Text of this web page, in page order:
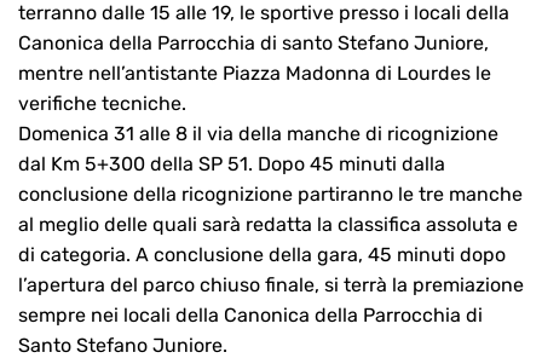
terranno dalle 15 alle 19, le sportive presso i locali della
Canonica della Parrocchia di santo Stefano Juniore,
mentre nell’antistante Piazza Madonna di Lourdes le
verifiche tecniche.
Domenica 31 alle 8 il via della manche di ricognizione
dal Km 5+300 della SP 51. Dopo 45 minuti dalla
conclusione della ricognizione partiranno le tre manche
al meglio delle quali sarà redatta la classifica assoluta e
di categoria. A conclusione della gara, 45 minuti dopo
l’apertura del parco chiuso finale, si terrà la premiazione
sempre nei locali della Canonica della Parrocchia di
Santo Stefano Juniore.